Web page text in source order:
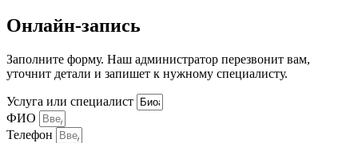
Онлайн-запись
Заполните форму. Наш администратор перезвонит вам,
уточнит детали и запишет к нужному специалисту.
Услуга или специалист
ФИО
Телефон